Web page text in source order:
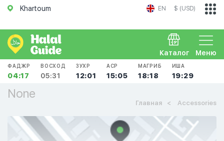
Khartoum EN $ (USD)
Меню
Каталог
ФАДЖР
04:17
ВОСХОД
05:31
ЗУХР
12:01
АСР
15:05
МАГРИБ
18:18
ИША
19:29
None
Главная Accessories